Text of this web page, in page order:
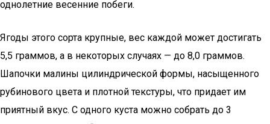
однолетние весенние побеги.
Ягоды этого сорта крупные, вес каждой может достигать
5,5 граммов, а в некоторых случаях — до 8,0 граммов.
Шапочки малины цилиндрической формы, насыщенного
рубинового цвета и плотной текстуры, что придает им
приятный вкус. С одного куста можно собрать до 3